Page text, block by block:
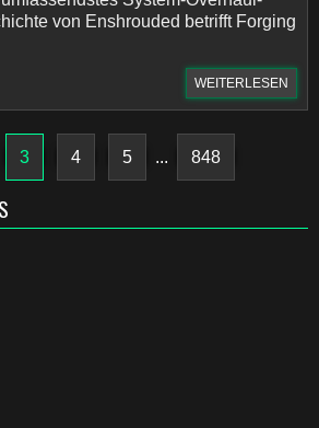
von Enshrouded betrifft Forging
WEITERLESEN
3 4 5 ... 848